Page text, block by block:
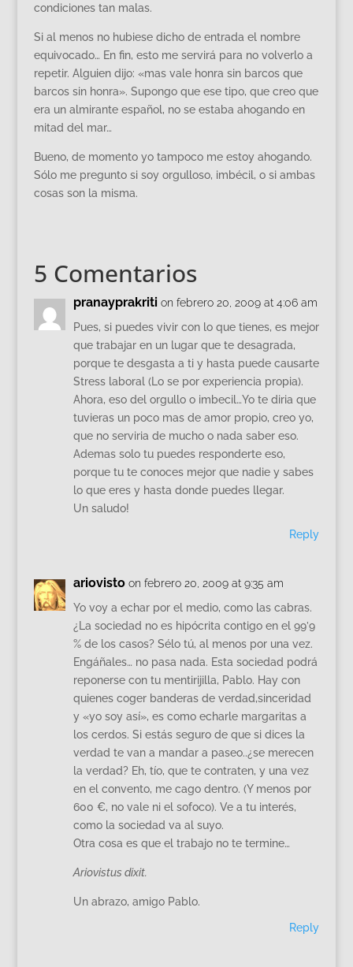
condiciones tan malas.
Si al menos no hubiese dicho de entrada el nombre
equivocado… En fin, esto me servirá para no volverlo a
repetir. Alguien dijo: «mas vale honra sin barcos que
barcos sin honra». Supongo que ese tipo, que creo que
era un almirante español, no se estaba ahogando en
mitad del mar…
Bueno, de momento yo tampoco me estoy ahogando.
Sólo me pregunto si soy orgulloso, imbécil, o si ambas
cosas son la misma.
5 Comentarios
pranayprakriti on febrero 20, 2009 at 4:06 am
Pues, si puedes vivir con lo que tienes, es mejor
que trabajar en un lugar que te desagrada,
porque te desgasta a ti y hasta puede causarte
Stress laboral (Lo se por experiencia propia).
Ahora, eso del orgullo o imbecil…Yo te diria que
tuvieras un poco mas de amor propio, creo yo,
que no serviria de mucho o nada saber eso.
Ademas solo tu puedes responderte eso,
porque tu te conoces mejor que nadie y sabes
lo que eres y hasta donde puedes llegar.
Un saludo!
Reply
ariovisto on febrero 20, 2009 at 9:35 am
Yo voy a echar por el medio, como las cabras.
¿La sociedad no es hipócrita contigo en el 99’9
% de los casos? Sélo tú, al menos por una vez.
Engáñales… no pasa nada. Esta sociedad podrá
reponerse con tu mentirijilla, Pablo. Hay con
quienes coger banderas de verdad,sinceridad
y «yo soy así», es como echarle margaritas a
los cerdos. Si estás seguro de que si dices la
verdad te van a mandar a paseo..¿se merecen
la verdad? Eh, tío, que te contraten, y una vez
en el convento, me cago dentro. (Y menos por
600 €, no vale ni el sofoco). Ve a tu interés,
como la sociedad va al suyo.
Otra cosa es que el trabajo no te termine…
Ariovistus dixit.
Un abrazo, amigo Pablo.
Reply